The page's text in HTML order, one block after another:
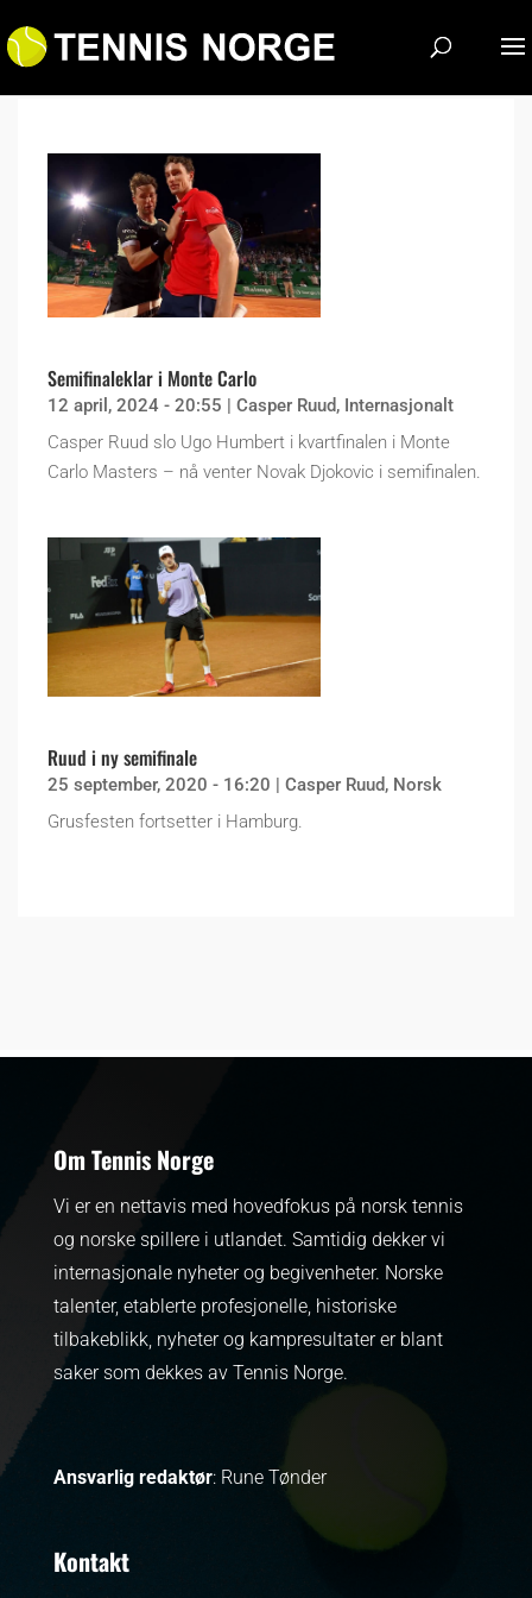
Semifinaleklar i Monte Carlo
12 april, 2024 - 20:55 Casper Ruud, Internasjonalt
Casper Ruud slo Ugo Humbert i kvartfinalen i Monte
Carlo Masters – nå venter Novak Djokovic i semifinalen.
Ruud i ny semifinale
25 september, 2020 - 16:20 | Casper Ruud, Norsk
Grusfesten fortsetter i Hamburg.
Om Tennis Norge
Vi er en nettavis med hovedfokus på norsk tennis
og norske spillere i utlandet. Samtidig dekker vi
internasjonale nyheter og begivenheter. Norske
talenter, etablerte profesjonelle, historiske
tilbakeblikk, nyheter og kampresultater er blant
saker som dekkes av Tennis Norge.
Ansvarlig redaktør: Rune Tønder
Kontakt